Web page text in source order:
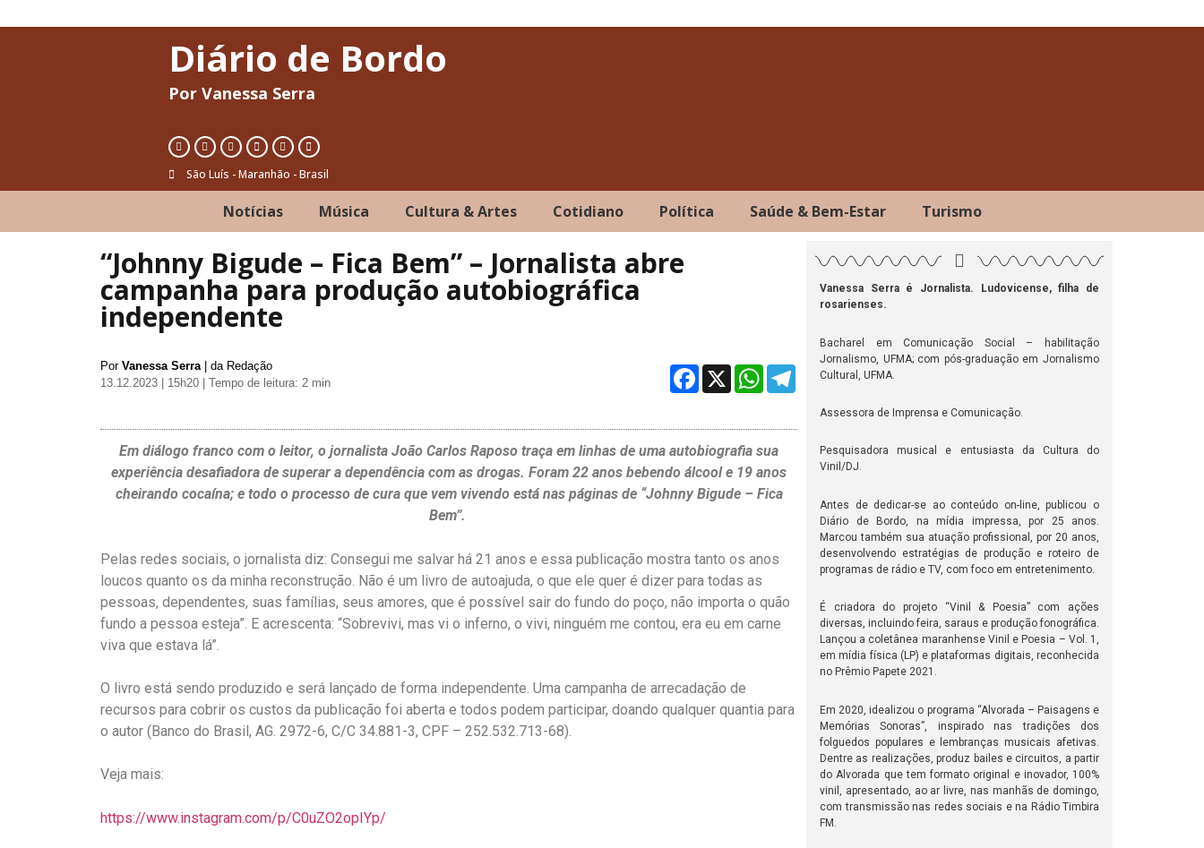
Diário de Bordo
Por Vanessa Serra
São Luís - Maranhão - Brasil
Notícias Música Cultura & Artes Cotidiano Política Saúde & Bem-Estar Turismo
“Johnny Bigude – Fica Bem” – Jornalista abre
campanha para produção autobiográfica
independente
Por Vanessa Serra| da Redação
13.12.2023 | 15h20
| Tempo de leitura: 2 min Facebook
X WhatsApp
Telegram
Em diálogo franco com o leitor, o jornalista João Carlos Raposo traça em linhas de uma autobiografia sua
experiência desafiadora de superar a dependência com as drogas. Foram 22 anos bebendo álcool e 19 anos
cheirando cocaína; e todo o processo de cura que vem vivendo está nas páginas de “Johnny Bigude – Fica
Bem”.
Pelas redes sociais, o jornalista diz: Consegui me salvar há 21 anos e essa publicação mostra tanto os anos
loucos quanto os da minha reconstrução. Não é um livro de autoajuda, o que ele quer é dizer para todas as
pessoas, dependentes, suas famílias, seus amores, que é possível sair do fundo do poço, não importa o quão
fundo a pessoa esteja”. E acrescenta: “Sobrevivi, mas vi o inferno, o vivi, ninguém me contou, era eu em carne
viva que estava lá”.
O livro está sendo produzido e será lançado de forma independente. Uma campanha de arrecadação de
recursos para cobrir os custos da publicação foi aberta e todos podem participar, doando qualquer quantia para
o autor (Banco do Brasil, AG. 2972-6, C/C 34.881-3, CPF – 252.532.713-68).
Veja mais:
https://www.instagram.com/p/C0uZO2opIYp/
Vanessa Serra é Jornalista. Ludovicense, filha de
rosarienses.
Bacharel em Comunicação Social – habilitação
Jornalismo, UFMA; com pós-graduação em Jornalismo
Cultural, UFMA.
Assessora de Imprensa e Comunicação.
Pesquisadora musical e entusiasta da Cultura do
Vinil/DJ.
Antes de dedicar-se ao conteúdo on-line, publicou o
Diário de Bordo, na mídia impressa, por 25 anos.
Marcou também sua atuação profissional, por 20 anos,
desenvolvendo estratégias de produção e roteiro de
programas de rádio e TV, com foco em entretenimento.
É criadora do projeto “Vinil & Poesia” com ações
diversas, incluindo feira, saraus e produção fonográfica.
Lançou a coletânea maranhense Vinil e Poesia – Vol. 1,
em mídia física (LP) e plataformas digitais, reconhecida
no Prêmio Papete 2021.
Em 2020, idealizou o programa “Alvorada – Paisagens e
Memórias Sonoras”, inspirado nas tradições dos
folguedos populares e lembranças musicais afetivas.
Dentre as realizações, produz bailes e circuitos, a partir
do Alvorada que tem formato original e inovador, 100%
vinil, apresentado, ao ar livre, nas manhãs de domingo,
com transmissão nas redes sociais e na Rádio Timbira
FM.